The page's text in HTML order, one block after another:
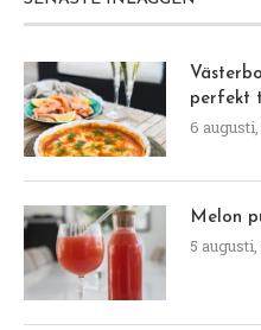
perfekt
6
Melon
5